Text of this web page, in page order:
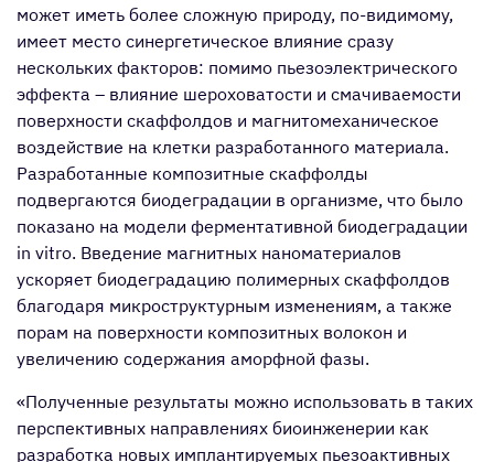
может иметь более сложную природу, по-видимому,
имеет место синергетическое влияние сразу
нескольких факторов: помимо пьезоэлектрического
эффекта – влияние шероховатости и смачиваемости
поверхности скаффолдов и магнитомеханическое
воздействие на клетки разработанного материала.
Разработанные композитные скаффолды
подвергаются биодеградации в организме, что было
показано на модели ферментативной биодеградации
in vitro. Введение магнитных наноматериалов
ускоряет биодеградацию полимерных скаффолдов
благодаря микроструктурным изменениям, а также
порам на поверхности композитных волокон и
увеличению содержания аморфной фазы.
«Полученные результаты можно использовать в таких
перспективных направлениях биоинженерии как
разработка новых имплантируемых пьезоактивных